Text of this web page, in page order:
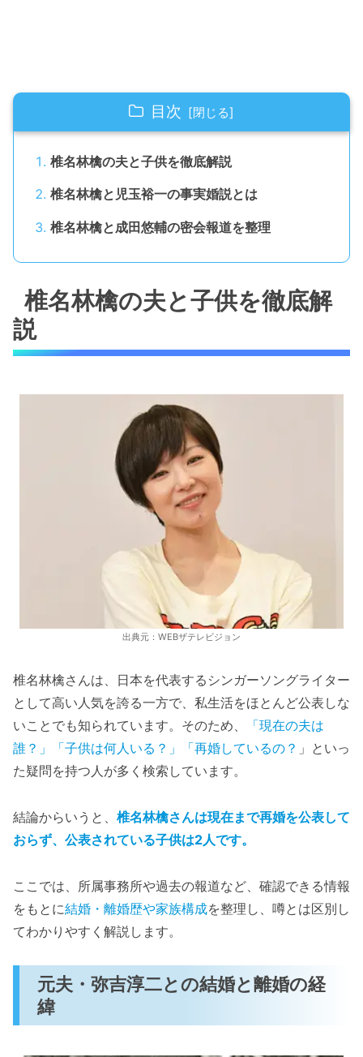
目次
椎名林檎の夫と子供を徹底解説
椎名林檎と児玉裕一の事実婚説とは
椎名林檎と成田悠輔の密会報道を整理
椎名林檎の夫と子供を徹底解
説
出典元：WEBザテレビジョン
椎名林檎さんは、日本を代表するシンガーソングライター
として高い人気を誇る一方で、私生活をほとんど公表しな
いことでも知られています。そのため、
「現在の夫は
誰？」「子供は何人いる？」「再婚しているの？ 」といっ
た疑問を持つ人が多く検索しています。
結論からいうと、 椎名林檎さんは現在まで再婚を公表して
おらず、公表されている子供は2人です。
ここでは、所属事務所や過去の報道など、確認できる情報
をもとに結婚・離婚歴や家族構成を整理し、噂とは区別し
てわかりやすく解説します。
元夫・弥吉淳二との結婚と離婚の経
緯